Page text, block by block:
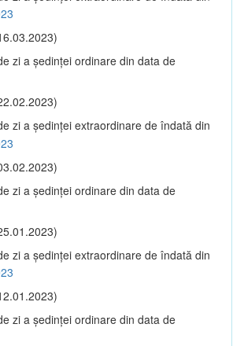
zi a şedinţei ordinare din data de
zi a şedinţei extraordinare de îndată din
zi a şedinţei ordinare din data de
zi a şedinţei extraordinare de îndată din
zi a şedinţei ordinare din data de